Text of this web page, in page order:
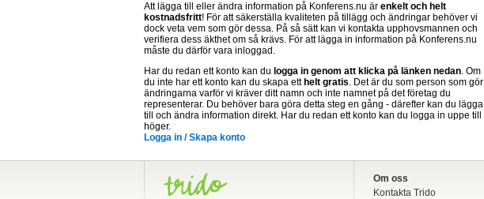
Att lägga till eller ändra information på Konferens.nu är enkelt och helt
kostnadsfritt! För att säkerställa kvaliteten på tillägg och ändringar behöver vi
dock veta vem som gör dessa. På så sätt kan vi kontakta upphovsmannen och
verifiera dess äkthet om så krävs. För att lägga in information på Konferens.nu
måste du därför vara inloggad.
Har du redan ett konto kan du logga in genom att klicka på länken nedan. Om
du inte har ett konto kan du skapa ett helt gratis. Det är du som person som gör
ändringarna varför vi kräver ditt namn och inte namnet på det företag du
representerar. Du behöver bara göra detta steg en gång - därefter kan du lägga
till och ändra information direkt. Har du redan ett konto kan du logga in uppe till
höger.
Logga in / Skapa konto
Om oss
Kontakta Trido